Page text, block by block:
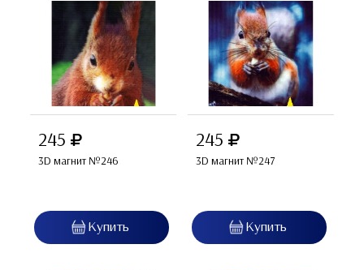
245
3D магнит №246
245
3D магнит №247